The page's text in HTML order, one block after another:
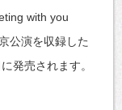
with you
公演を収録した
発売されます。